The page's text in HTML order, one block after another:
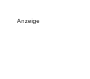
Anzeige